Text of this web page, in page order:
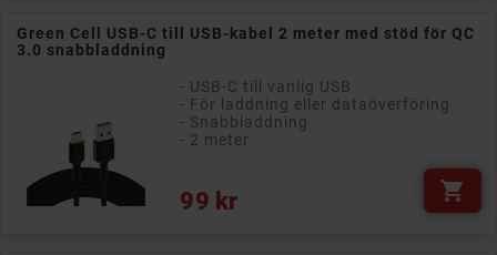
Green Cell USB-C till USB-kabel 2 meter med stöd för QC
3.0 snabbladdning
- USB-C till vanlig USB
- För laddning eller dataöverföring
- Snabbladdning
- 2 meter
99 kr
Pris 